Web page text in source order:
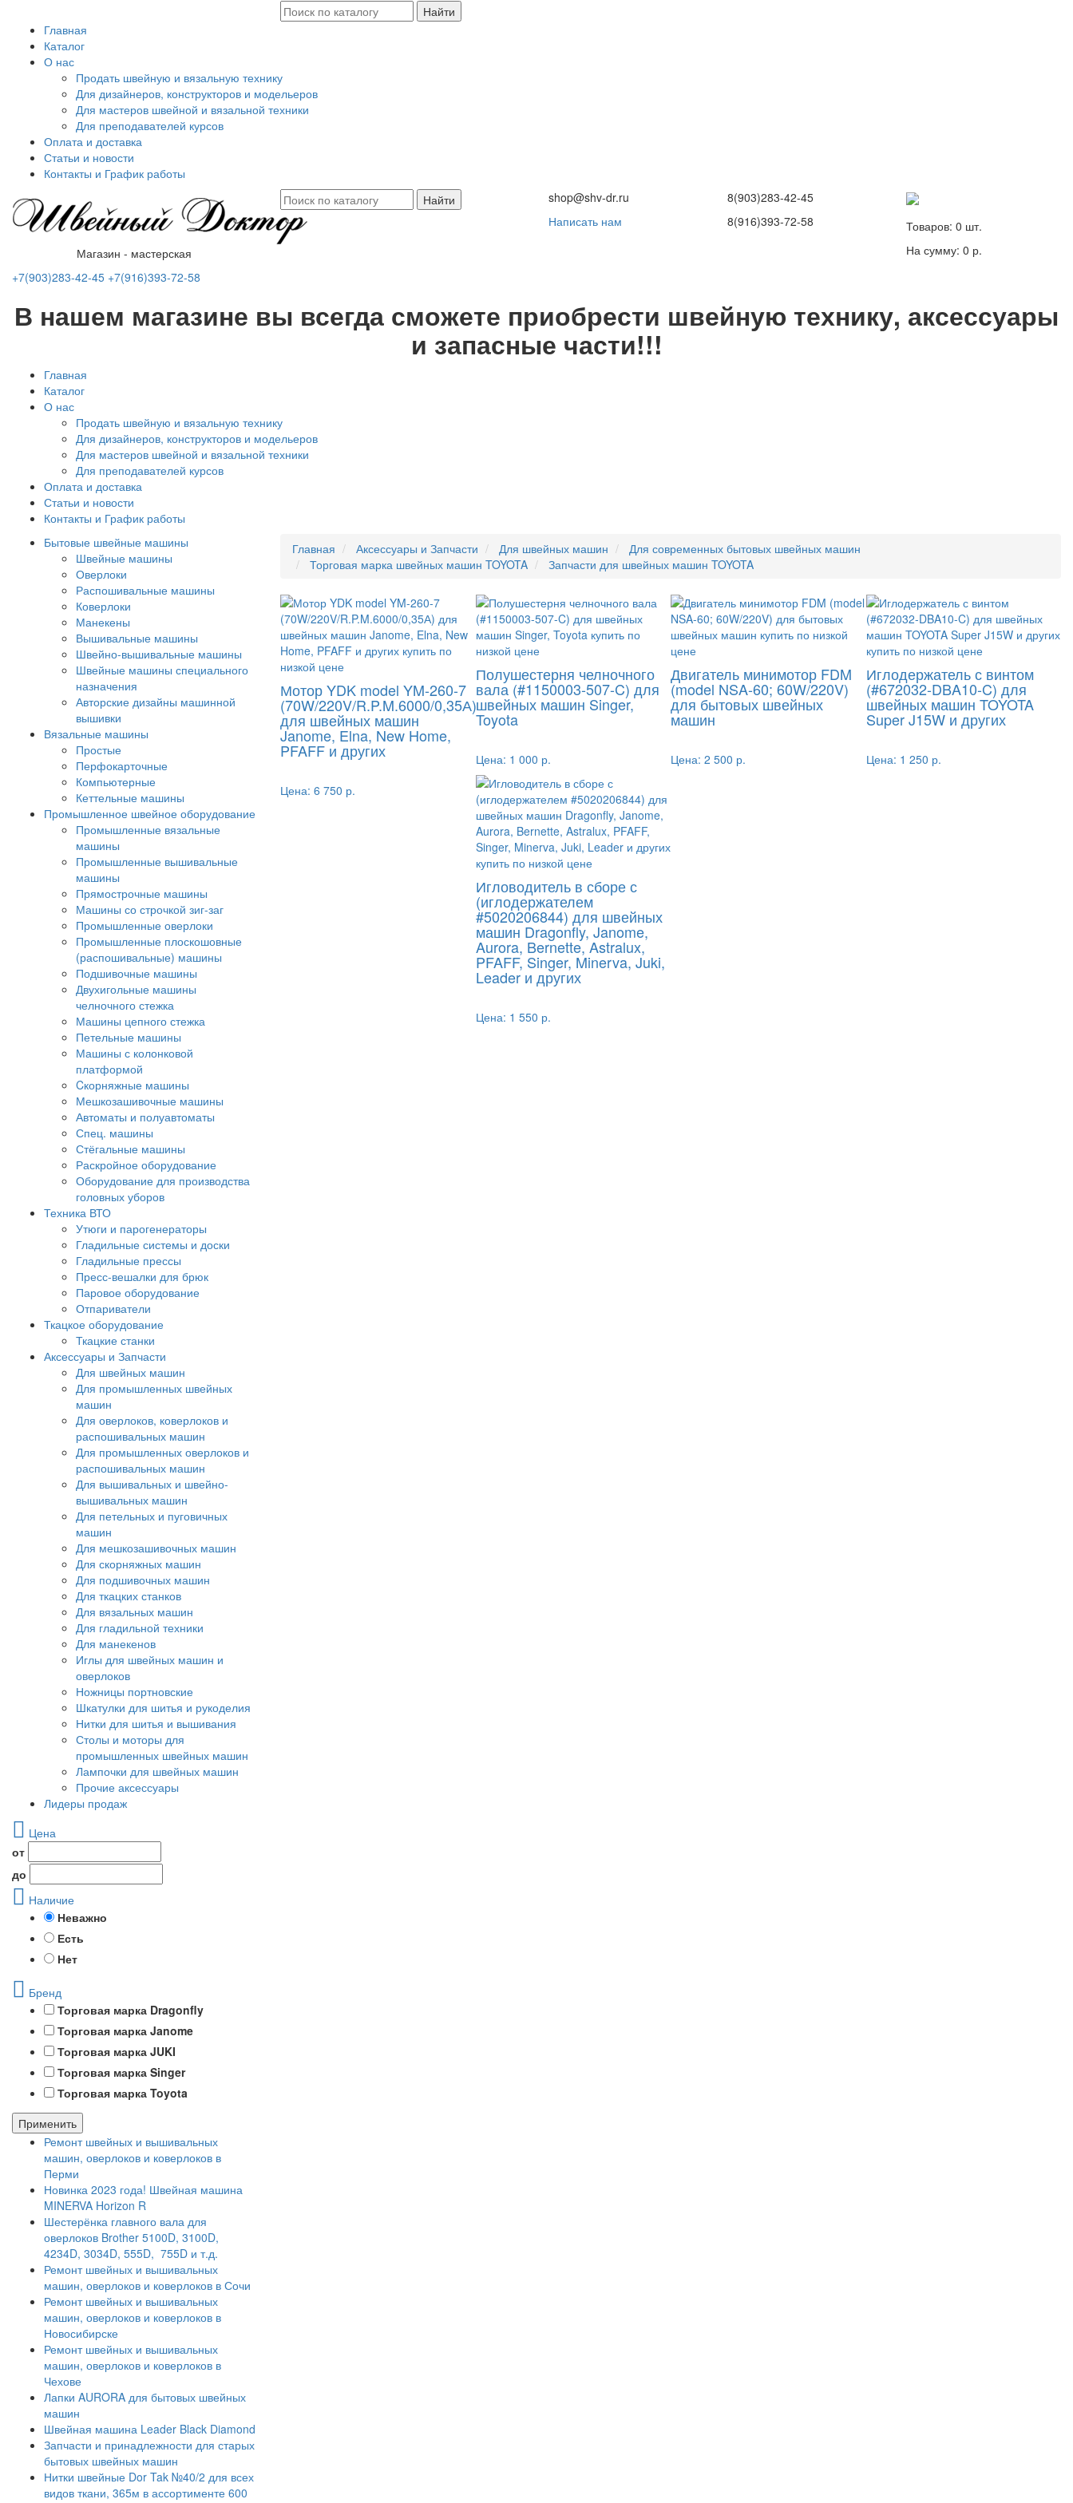
Найти
Главная
Каталог
О нас
Продать швейную и вязальную технику
Для дизайнеров, конструкторов и модельеров
Для мастеров швейной и вязальной техники
Для преподавателей курсов
Оплата и доставка
Статьи и новости
Контакты и График работы
Магазин - мастерская
Найти
shop@shv-dr.ru
Написать нам
8(903)283-42-45
8(916)393-72-58
Товаров: 0 шт.
На сумму: 0 р.
+7(903)283-42-45 +7(916)393-72-58
В нашем магазине вы всегда сможете приобрести швейную технику, аксессуары
и запасные части!!!
Главная
Каталог
О нас
Продать швейную и вязальную технику
Для дизайнеров, конструкторов и модельеров
Для мастеров швейной и вязальной техники
Для преподавателей курсов
Оплата и доставка
Статьи и новости
Контакты и График работы
Бытовые швейные машины
Швейные машины
Оверлоки
Распошивальные машины
Коверлоки
Манекены
Вышивальные машины
Швейно-вышивальные машины
Швейные машины специального
назначения
Авторские дизайны машинной
вышивки
Вязальные машины
Простые
Перфокарточные
Компьютерные
Кеттельные машины
Промышленное швейное оборудование
Промышленные вязальные
машины
Промышленные вышивальные
машины
Прямострочные машины
Машины со строчкой зиг-заг
Промышленные оверлоки
Промышленные плоскошовные
(распошивальные) машины
Подшивочные машины
Двухигольные машины
челночного стежка
Машины цепного стежка
Петельные машины
Машины с колонковой
платформой
Cкорняжные машины
Мешкозашивочные машины
Автоматы и полуавтоматы
Спец. машины
Стёгальные машины
Раскройное оборудование
Оборудование для производства
головных уборов
Техника ВТО
Утюги и парогенераторы
Гладильные системы и доски
Гладильные прессы
Пресс-вешалки для брюк
Паровое оборудование
Отпариватели
Ткацкое оборудование
Ткацкие станки
Аксессуары и Запчасти
Для швейных машин
Для промышленных швейных
машин
Для оверлоков, коверлоков и
распошивальных машин
Для промышленных оверлоков и
распошивальных машин
Для вышивальных и швейно-
вышивальных машин
Для петельных и пуговичных
машин
Для мешкозашивочных машин
Для скорняжных машин
Для подшивочных машин
Для ткацких станков
Для вязальных машин
Для гладильной техники
Для манекенов
Иглы для швейных машин и
оверлоков
Ножницы портновские
Шкатулки для шитья и рукоделия
Нитки для шитья и вышивания
Столы и моторы для
промышленных швейных машин
Лампочки для швейных машин
Прочие аксессуары
Лидеры продаж
Цена
от
до
Наличие
Неважно
Есть
Нет
Бренд
Торговая марка Dragonfly
Торговая марка Janome
Торговая марка JUKI
Торговая марка Singer
Торговая марка Toyota
Применить
Ремонт швейных и вышивальных
машин, оверлоков и коверлоков в
Перми
Новинка 2023 года! Швейная машина
MINERVA Horizon R
Шестерёнка главного вала для
оверлоков Brother 5100D, 3100D,
4234D, 3034D, 555D, 755D и т.д.
Ремонт швейных и вышивальных
машин, оверлоков и коверлоков в Сочи
Ремонт швейных и вышивальных
машин, оверлоков и коверлоков в
Новосибирске
Ремонт швейных и вышивальных
машин, оверлоков и коверлоков в
Чехове
Лапки AURORA для бытовых швейных
машин
Швейная машина Leader Black Diamond
Запчасти и принадлежности для старых
бытовых швейных машин
Нитки швейные Dor Tak №40/2 для всех
видов ткани, 365м в ассортименте 600
Главная Аксессуары и Запчасти Для швейных машин
Для современных бытовых швейных машин
Торговая марка швейных машин TOYOTA
Запчасти для швейных машин TOYOTA
Мотор YDK model YM-260-7
(70W/220V/R.P.M.6000/0,35А)
для швейных машин
Janome, Elna, New Home,
PFAFF и других
Цена: 6 750 р.
Полушестерня челночного
вала (#1150003-507-C) для
швейных машин Singer,
Toyota
Цена: 1 000 р.
Двигатель минимотор FDM
(model NSA-60; 60W/220V)
для бытовых швейных
машин
Цена: 2 500 р.
Иглодержатель с винтом
(#672032-DBA10-C) для
швейных машин TOYOTA
Super J15W и других
Цена: 1 250 р.
Игловодитель в сборе с
(иглодержателем
#5020206844) для швейных
машин Dragonfly, Janome,
Aurora, Bernette, Astralux,
PFAFF, Singer, Minerva, Juki,
Leader и других
Цена: 1 550 р.